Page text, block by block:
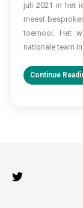
juli 2021 in het
meest
toernooi. Het
nationale team
Continue